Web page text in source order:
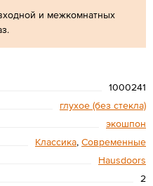
и межкомнатных
1000241
глухое (без стекла)
экошпон
Классика, Современные
Hausdoors
2